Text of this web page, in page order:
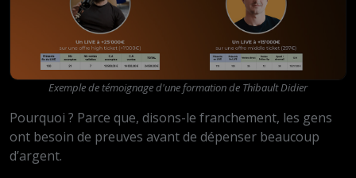
Exemple de témoignage d'une formation de Thibault Didier
Pourquoi ? Parce que, disons-le franchement, les gens
ont besoin de preuves avant de dépenser beaucoup
d’argent.